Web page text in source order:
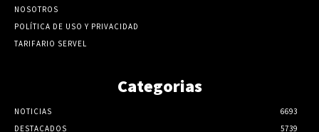
NOSOTROS
POLÍTICA DE USO Y PRIVACIDAD
TARIFARIO SERVEL
Categorias
NOTICIAS
6693
DESTACADOS
5739